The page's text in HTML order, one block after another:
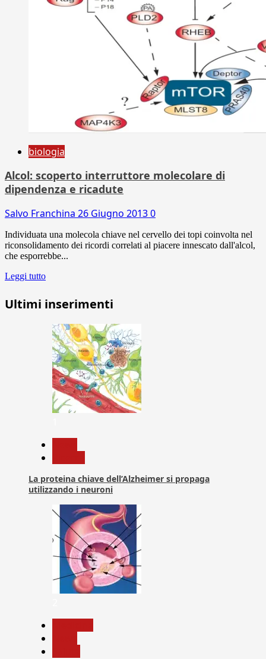
biologia
Alcol: scoperto interruttore molecolare di
dipendenza e ricadute
Salvo Franchina 26 Giugno 20130
Individuata una molecola chiave nel cervello dei topi coinvolta nel
riconsolidamento dei ricordi correlati al piacere innescato dall'alcol,
che esporrebbe...
Leggi tutto
Ultimi inserimenti
La proteina chiave dell’Alzheimer si propaga
utilizzando i neuroni